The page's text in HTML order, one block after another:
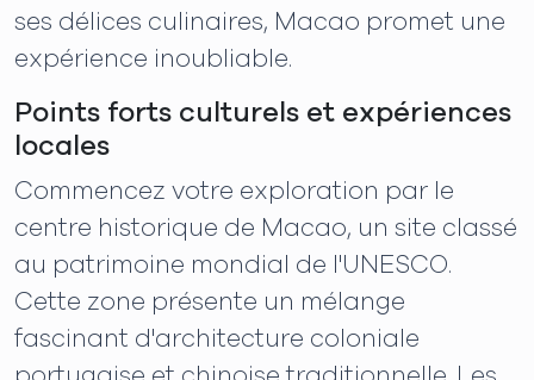
ses délices culinaires, Macao promet une
expérience inoubliable.
Points forts culturels et expériences
locales
Commencez votre exploration par le
centre historique de Macao, un site classé
au patrimoine mondial de l'UNESCO.
Cette zone présente un mélange
fascinant d'architecture coloniale